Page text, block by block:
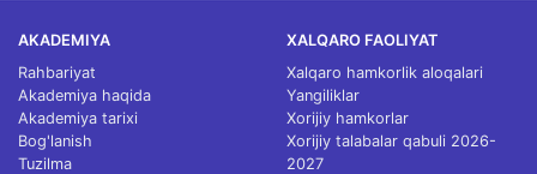
AKADEMIYA
Rahbariyat
Akademiya haqida
Akademiya tarixi
Bog'lanish
Tuzilma
XALQARO FAOLIYAT
Xalqaro hamkorlik aloqalari
Yangiliklar
Xorijiy hamkorlar
Xorijiy talabalar qabuli 2026-
2027